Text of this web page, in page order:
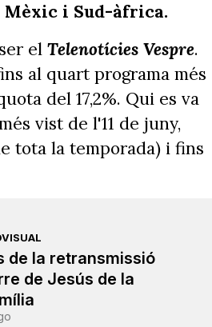
i Sud-àfrica.
el Telenotícies Vespre.
al quart programa més
del 17,2%. Qui es va
vist de l'11 de juny,
tota la temporada) i fins
de la retransmissió
de Jesús de la